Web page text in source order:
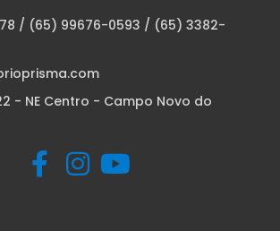
/ (65) 99676-0593 / (65) 3382-
- NE Centro - Campo Novo do